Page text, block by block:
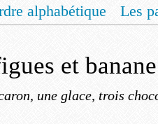
alphabétique Les
et banane
une glace, trois